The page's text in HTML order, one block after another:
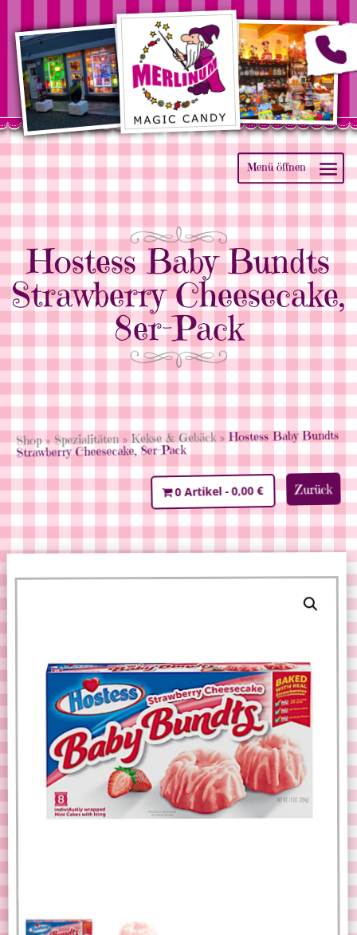
Hostess Baby Bundts
Strawberry Cheesecake,
8er-Pack
Shop»Spezialitäten »Kekse & Gebäck» Hostess Baby Bundts
Strawberry Cheesecake, 8er-Pack
Zurück
0 Artikel 0,00 €